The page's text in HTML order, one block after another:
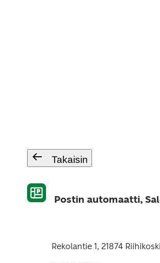
Takaisin
Postin automaatti,
Rekolantie 1, 21874 Riihikoski